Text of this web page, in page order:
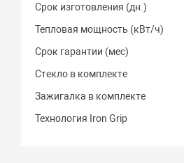
Срок изготовления (дн.)
Тепловая мощность (кВт/ч)
Срок гарантии (мес)
Стекло в комплекте
Зажигалка в комплекте
Технология Iron Grip